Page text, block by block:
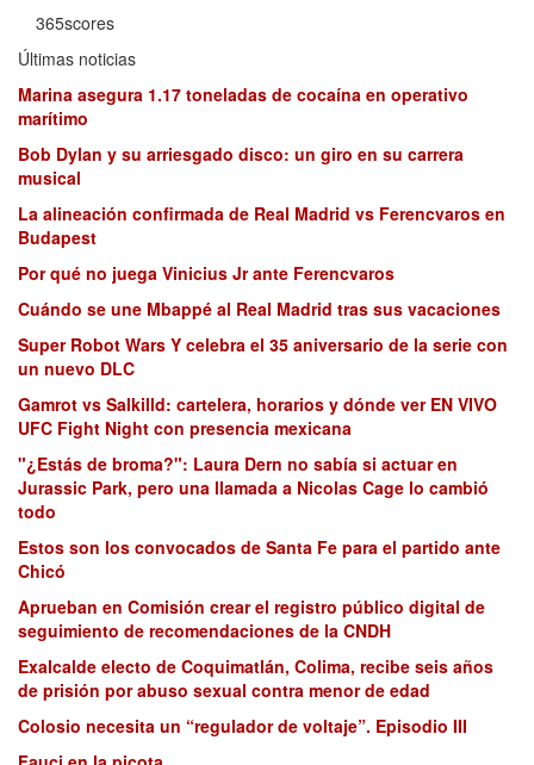
365scores
Últimas noticias
Marina asegura 1.17 toneladas de cocaína en operativo
marítimo
Bob Dylan y su arriesgado disco: un giro en su carrera
musical
La alineación confirmada de Real Madrid vs Ferencvaros en
Budapest
Por qué no juega Vinicius Jr ante Ferencvaros
Cuándo se une Mbappé al Real Madrid tras sus vacaciones
Super Robot Wars Y celebra el 35 aniversario de la serie con
un nuevo DLC
Gamrot vs Salkilld: cartelera, horarios y dónde ver EN VIVO
UFC Fight Night con presencia mexicana
"¿Estás de broma?": Laura Dern no sabía si actuar en
Jurassic Park, pero una llamada a Nicolas Cage lo cambió
todo
Estos son los convocados de Santa Fe para el partido ante
Chicó
Aprueban en Comisión crear el registro público digital de
seguimiento de recomendaciones de la CNDH
Exalcalde electo de Coquimatlán, Colima, recibe seis años
de prisión por abuso sexual contra menor de edad
Colosio necesita un “regulador de voltaje”. Episodio III